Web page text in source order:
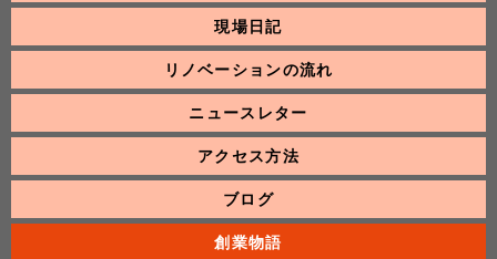
現場日記
リノベーションの流れ
ニュースレター
アクセス方法
ブログ
創業物語